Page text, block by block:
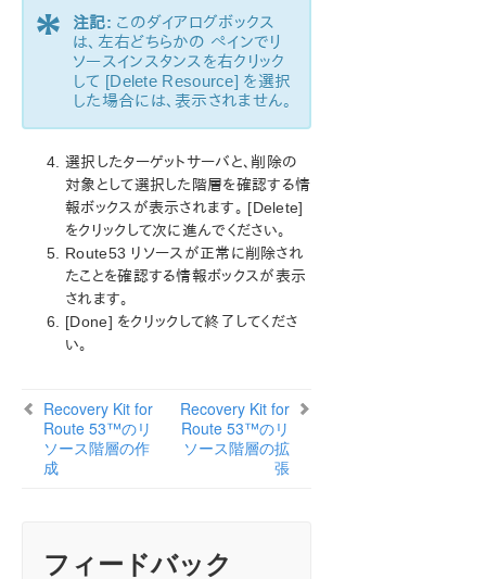
Recovery Kit for Route 53™ の設定
Recovery Kit for Route 53™のリソース階層の作
成
Recovery Kit for Route 53™のリソース階層の削
除
Recovery Kit for Route 53™のリソース階層の拡
Recovery Kit for Route 53™のリソース階層の拡
張解除
Recovery Kit for Route 53 のチューニング
Recovery Kit for Route 53™のリソースの監視とリ
カバリー動作
セットアップ
LifeKeeper for Windows サポートマトリックス
LifeKeeper Single Server Protection for Windows
* 注記: このダイアログボックス
は、左右どちらかの ぺインでリ
ソースインスタンスを右クリック
して [Delete Resource] を選択
した場合には、表示されません。
選択したターゲットサーバと、削除の
対象として選択した階層を確認する情
報ボックスが表示されます。 [Delete]
をクリックして次に進んでください。
Route53 リソースが正常に削除され
たことを確認する情報ボックスが表示
されます。
[Done] をクリックして終了してくださ
い。
Recovery Kit for
Route 53™のリ
ソース階層の作
成
Recovery Kit for
Route 53™のリ
ソース階層の拡
張
フィードバック